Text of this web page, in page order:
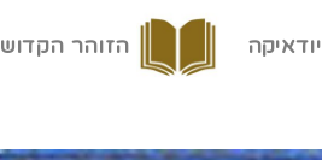
יודאיקה הזוהר הקדוש